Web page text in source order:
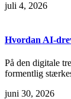
juli 4, 2026
Hvordan AI-
På den digitale
formentlig
juni 30, 2026